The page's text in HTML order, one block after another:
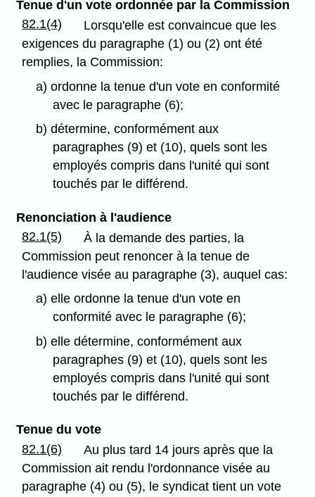
Tenue d'un vote ordonnée par la Commission
82.1(4)
Lorsqu'elle est convaincue que les
exigences du paragraphe (1) ou (2) ont été
remplies, la Commission:
a) ordonne la tenue d'un vote en conformité
avec le paragraphe (6);
b) détermine, conformément aux
paragraphes (9) et (10), quels sont les
employés compris dans l'unité qui sont
touchés par le différend.
Renonciation à l'audience
82.1(5)
À la demande des parties, la
Commission peut renoncer à la tenue de
l'audience visée au paragraphe (3), auquel cas:
a) elle ordonne la tenue d'un vote en
conformité avec le paragraphe (6);
b) elle détermine, conformément aux
paragraphes (9) et (10), quels sont les
employés compris dans l'unité qui sont
touchés par le différend.
Tenue du vote
82.1(6)
Au plus tard 14 jours après que la
Commission ait rendu l'ordonnance visée au
paragraphe (4) ou (5), le syndicat tient un vote